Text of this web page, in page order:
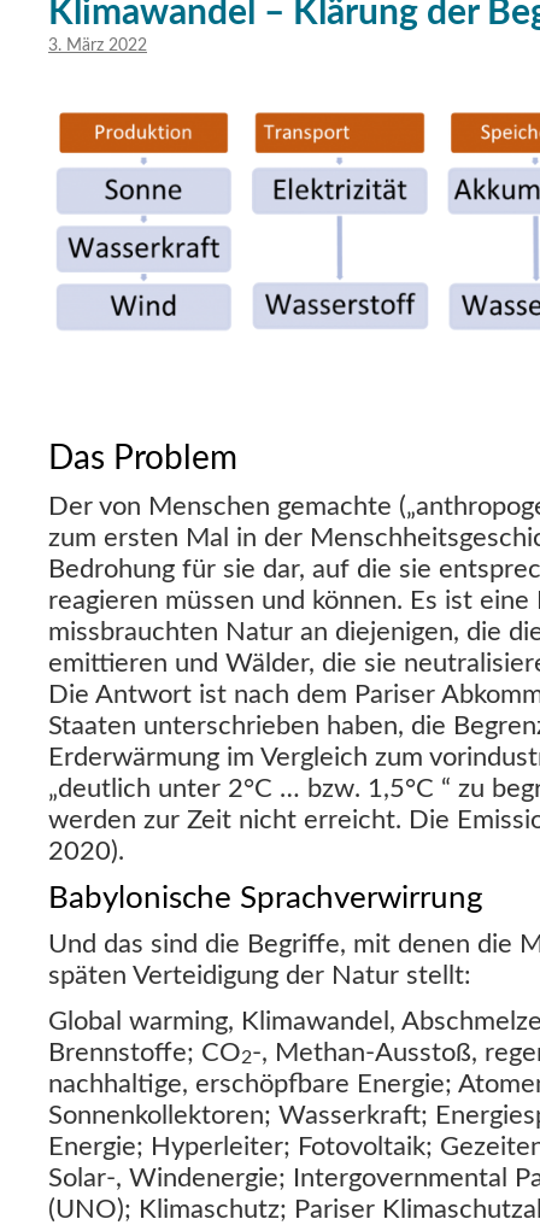
Klimawandel – Klärung der
3. März 2022
Das Problem
Der von Menschen gemachte
zum ersten Mal in der
Bedrohung für sie dar, auf die sie
reagieren müssen und können. Es ist
missbrauchten Natur an diejenigen, die
emittieren und Wälder, die sie
Die Antwort ist nach dem Pariser
Staaten unterschrieben haben, die
Erderwärmung im Vergleich zum
„deutlich unter 2°C … bzw. 1,5°C “ zu
werden zur Zeit nicht erreicht. Die
2020).
Babylonische Sprachverwirrung
Und das sind die Begriffe, mit denen die
späten Verteidigung der Natur stellt:
Global warming, Klimawandel,
Brennstoffe; CO2-, Methan-Ausstoß,
nachhaltige, erschöpfbare Energie;
Sonnenkollektoren; Wasserkraft;
Energie; Hyperleiter; Fotovoltaik;
Solar-, Windenergie; Intergovernmental
(UNO); Klimaschutz; Pariser